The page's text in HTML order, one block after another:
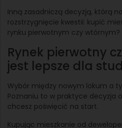
Inną zasadniczą decyzją, którą
rozstrzygnięcie kwestii: kupić
rynku pierwotnym czy wtórnym?
Rynek pierwotny
jest lepsze dla
Wybór między nowym lokum a
Poznaniu to w praktyce decyzja
chcesz poświęcić na start.
Kupując mieszkanie od